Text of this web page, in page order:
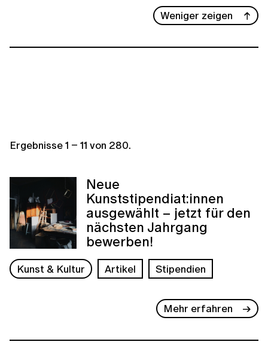
Weniger zeigen
Ergebnisse1 – 11 von 280.
Neue
Kunststipendiat:innen
ausgewählt – jetzt für den
nächsten Jahrgang
bewerben!
Kunst & Kultur Artikel Stipendien
Mehr erfahren